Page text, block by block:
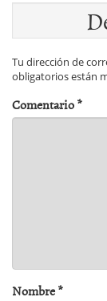
Tu dirección de
obligatorios están
Comentario*
Nombre*